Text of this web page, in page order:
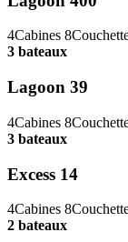
4Cabines 8
3 bateaux
Lagoon 39
4Cabines 8
3 bateaux
Excess 14
4Cabines 8
2 bateaux